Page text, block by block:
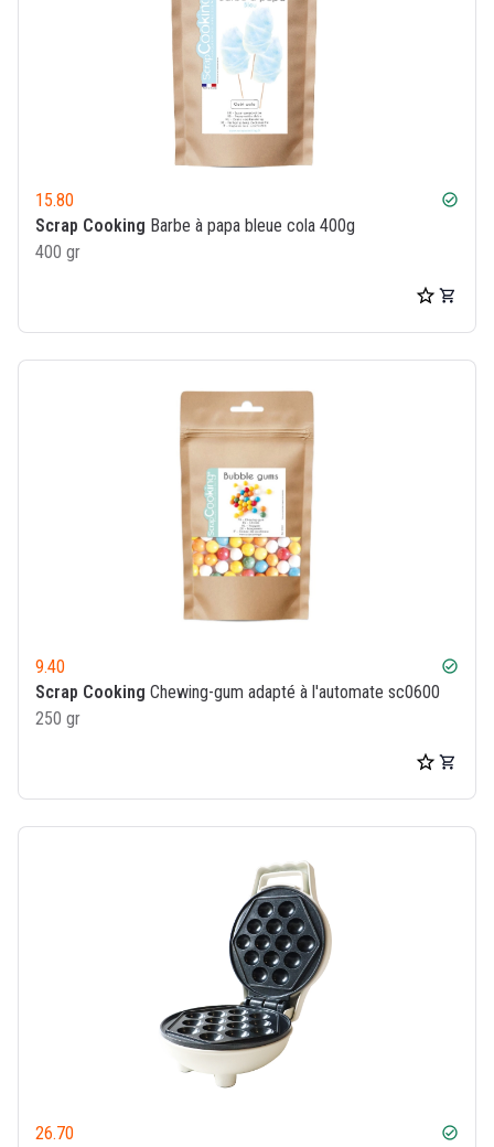
15.80 check_circle
Scrap Cooking Barbe à papa bleue cola 400g
400 gr
9.40 check_circle
Scrap Cooking Chewing-gum adapté à l'automate sc0600
250 gr
26.70 check_circle